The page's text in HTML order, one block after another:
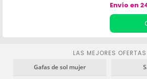
(25% del
y aceites
menta
Crevasses
elimina
Envío en
LAS MEJORES OFERTAS
Gafas de sol mujer